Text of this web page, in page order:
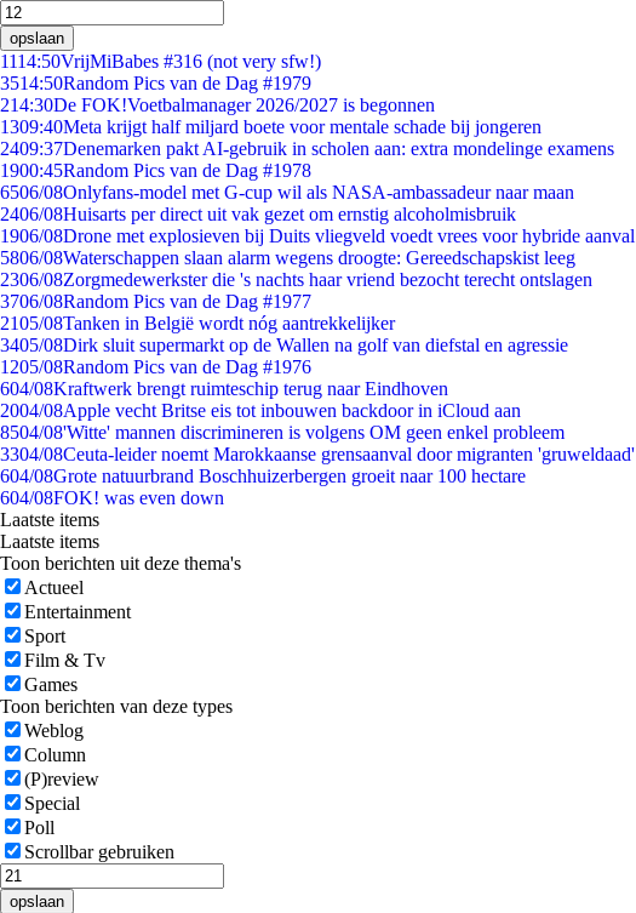
opslaan
1114:50VrijMiBabes #316 (not very sfw!)
3514:50Random Pics van de Dag #1979
214:30De FOK!Voetbalmanager 2026/2027 is begonnen
1309:40Meta krijgt half miljard boete voor mentale schade bij jongeren
2409:37Denemarken pakt AI-gebruik in scholen aan: extra mondelinge examens
1900:45Random Pics van de Dag #1978
6506/08Onlyfans-model met G-cup wil als NASA-ambassadeur naar maan
2406/08Huisarts per direct uit vak gezet om ernstig alcoholmisbruik
1906/08Drone met explosieven bij Duits vliegveld voedt vrees voor hybride aanval
5806/08Waterschappen slaan alarm wegens droogte: Gereedschapskist leeg
2306/08Zorgmedewerkster die 's nachts haar vriend bezocht terecht ontslagen
3706/08Random Pics van de Dag #1977
2105/08Tanken in België wordt nóg aantrekkelijker
3405/08Dirk sluit supermarkt op de Wallen na golf van diefstal en agressie
1205/08Random Pics van de Dag #1976
604/08Kraftwerk brengt ruimteschip terug naar Eindhoven
2004/08Apple vecht Britse eis tot inbouwen backdoor in iCloud aan
8504/08'Witte' mannen discrimineren is volgens OM geen enkel probleem
3304/08Ceuta-leider noemt Marokkaanse grensaanval door migranten 'gruweldaad'
604/08Grote natuurbrand Boschhuizerbergen groeit naar 100 hectare
604/08FOK! was even down
Laatste items
Laatste items
Toon berichten uit deze thema's
Actueel
Entertainment
Sport
Film & Tv
Games
Toon berichten van deze types
Weblog
Column
(P)review
Special
Poll
Scrollbar gebruiken
opslaan